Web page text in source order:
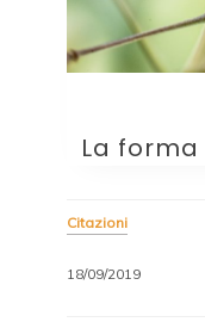
La
Citazioni
18/09/2019